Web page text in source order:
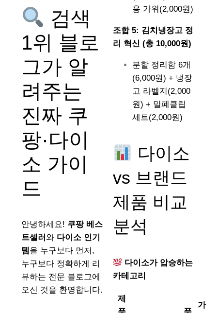
검색
1위 블로
그가 알
려주는
진짜 쿠
팡·다이
소 가이
드
안녕하세요! 쿠팡 베스
트셀러 와 다이소 인기
템 을 누구보다 먼저,
누구보다 정확하게 리
뷰하는 전문 블로그에
오신 것을 환영합니다.
용 가위(2,000원)
조합 5: 김치냉장고 정
리 혁신 (총 10,000원)
분할 정리함 6개
(6,000원) + 냉장
고 라벨지(2,000
원) + 밀폐클립
세트(2,000원)
다이소
vs 브랜드
제품 비교
분석
다이소가 압승하는
카테고리
제
가